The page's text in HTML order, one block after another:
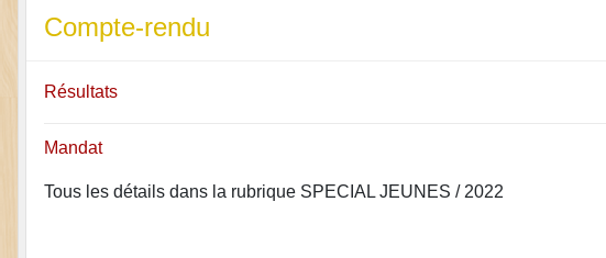
Compte-rendu
Résultats
Mandat
Tous les détails dans la rubrique SPECIAL JEUNES / 2022